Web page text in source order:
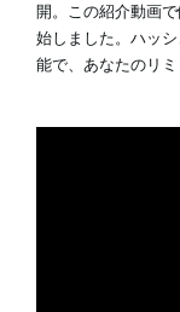
開。この紹介動画
始しました。ハッ
能で、あなたのリミ